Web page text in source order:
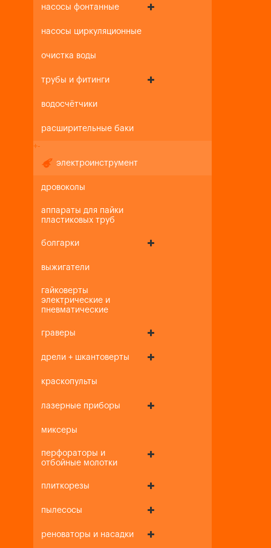
насосы фонтанные
насосы циркуляционные
очистка воды
трубы и фитинги
водосчётчики
расширительные баки
+-
электроинструмент
дровоколы
аппараты для пайки
пластиковых труб
болгарки
выжигатели
гайковерты
электрические и
пневматические
граверы
дрели + шкантоверты
краскопульты
лазерные приборы
миксеры
перфораторы и
отбойные молотки
плиткорезы
пылесосы
реноваторы и насадки